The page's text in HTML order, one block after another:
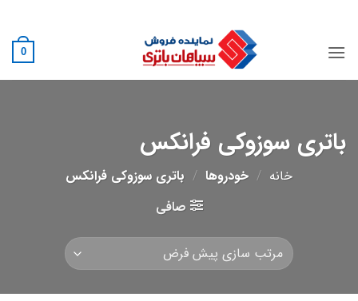
content
0
باتری سوزوکی فرانکس
خانه / خودروها / باتری سوزوکی فرانکس
صافی